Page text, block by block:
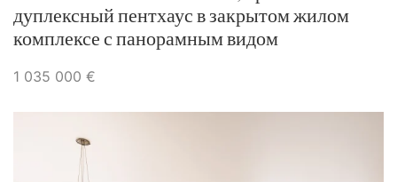
дуплексный пентхаус в закрытом жилом
комплексе с панорамным видом
1 035 000 €